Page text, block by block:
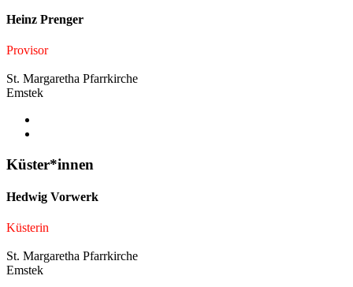
Heinz Prenger
Provisor
St. Margaretha Pfarrkirche
Emstek
Küster*innen
Hedwig Vorwerk
Küsterin
St. Margaretha Pfarrkirche
Emstek